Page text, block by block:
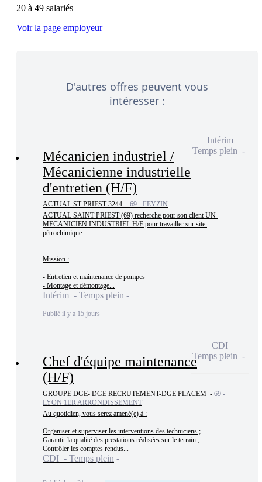
20 à 49 salariés
Voir la page employeur
D'autres offres peuvent vous
intéresser :
Mécanicien industriel /
Mécanicienne industrielle
d'entretien (H/F)
ACTUAL ST PRIEST 3244 - 69 - FEYZIN
ACTUAL SAINT PRIEST (69) recherche pour son client UN
MECANICIEN INDUSTRIEL H/F pour travailler sur site
pétrochimique.
Mission :
- Entretien et maintenance de pompes
- Montage et démontage...
Intérim - Temps plein
Publié il y a 15 jours
Intérim
Temps plein
Chef d'équipe maintenance
(H/F)
GROUPE DGE- DGE RECRUTEMENT-DGE PLACEM - 69 -
LYON 1ER ARRONDISSEMENT
Au quotidien, vous serez amené(e) à :
Organiser et superviser les interventions des techniciens ;
Garantir la qualité des prestations réalisées sur le terrain ;
Contrôler les comptes rendus...
CDI - Temps plein
CDI
Temps plein